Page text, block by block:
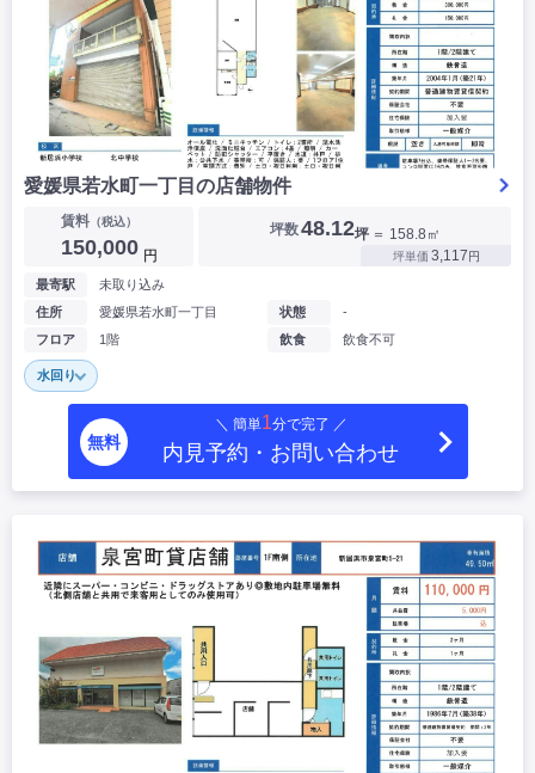
愛媛県若水町一丁目の店舗物件
賃料（税込）
150,000 円
坪数48.12坪 ＝ 158.8㎡
坪単価 3,117円
最寄駅
未取り込み
住所
愛媛県若水町一丁目
フロア
1階
状態
-
飲食
飲食不可
水回り
無料
＼ 簡単1分で完了 ／
内見予約・お問い合わせ